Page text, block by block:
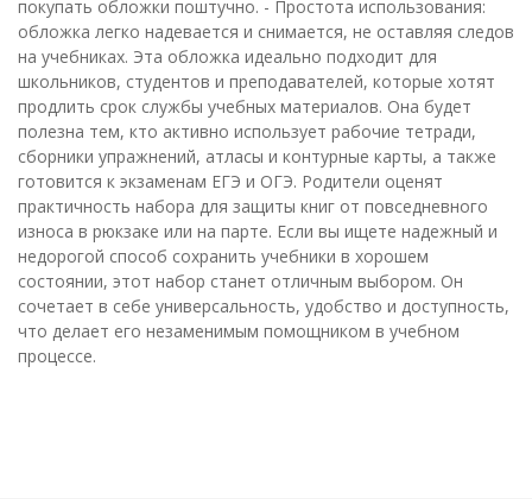
покупать обложки поштучно. - Простота использования:
обложка легко надевается и снимается, не оставляя следов
на учебниках. Эта обложка идеально подходит для
школьников, студентов и преподавателей, которые хотят
продлить срок службы учебных материалов. Она будет
полезна тем, кто активно использует рабочие тетради,
сборники упражнений, атласы и контурные карты, а также
готовится к экзаменам ЕГЭ и ОГЭ. Родители оценят
практичность набора для защиты книг от повседневного
износа в рюкзаке или на парте. Если вы ищете надежный и
недорогой способ сохранить учебники в хорошем
состоянии, этот набор станет отличным выбором. Он
сочетает в себе универсальность, удобство и доступность,
что делает его незаменимым помощником в учебном
процессе.